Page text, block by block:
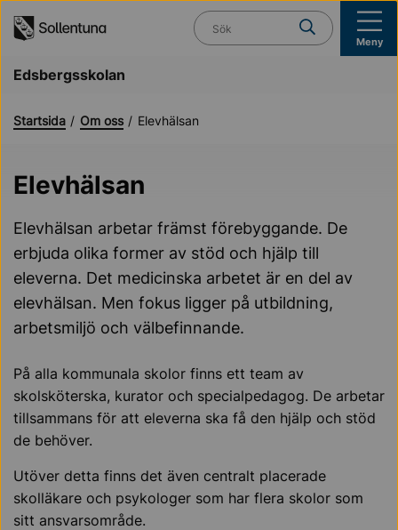
Vad söker du?
Meny
Edsbergsskolan
Startsida Om oss Elevhälsan
Elevhälsan
Elevhälsan arbetar främst förebyggande. De
erbjuda olika former av stöd och hjälp till
eleverna. Det medicinska arbetet är en del av
elevhälsan. Men fokus ligger på utbildning,
arbetsmiljö och välbefinnande.
På alla kommunala skolor finns ett team av
skolsköterska, kurator och specialpedagog. De arbetar
tillsammans för att eleverna ska få den hjälp och stöd
de behöver.
Utöver detta finns det även centralt placerade
skolläkare och psykologer som har flera skolor som
sitt ansvarsområde.